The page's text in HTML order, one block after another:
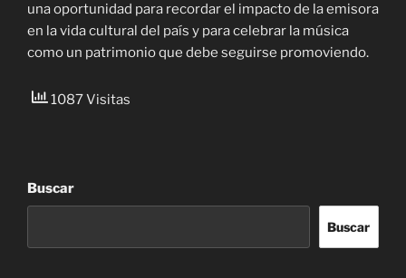
una oportunidad para recordar el impacto de la emisora
en la vida cultural del país y para celebrar la música
como un patrimonio que debe seguirse promoviendo.
1087 Visitas
Buscar
Buscar